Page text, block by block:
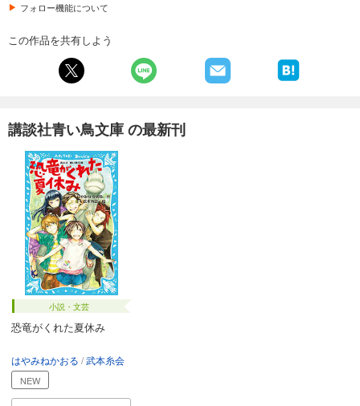
フォロー機能について
この作品を共有しよう
講談社青い鳥文庫 の最新刊
小説・文芸
恐竜がくれた夏休み
はやみねかおる 武本糸会
NEW